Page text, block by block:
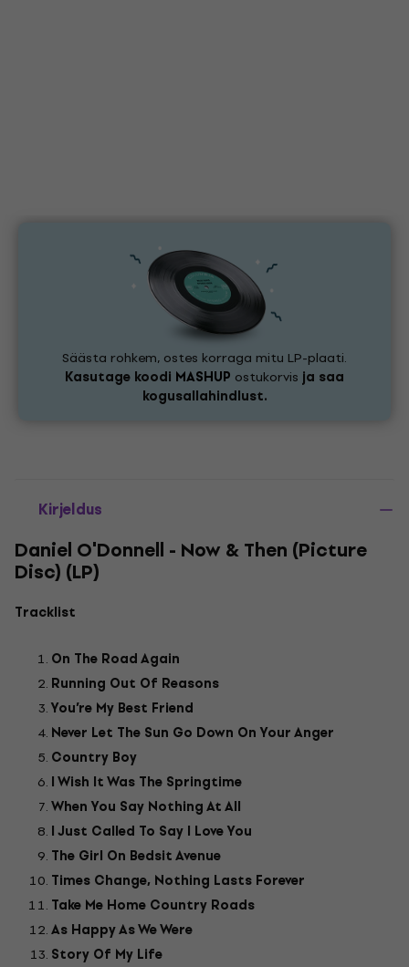
Säästa rohkem, ostes korraga mitu LP-plaati.
Kasutage koodi MASHUP ostukorvis ja saa
kogusallahindlust.
Kirjeldus
Daniel O'Donnell - Now & Then (Picture
Disc) (LP)
Tracklist
On The Road Again
Running Out Of Reasons
You’re My Best Friend
Never Let The Sun Go Down On Your Anger
Country Boy
I Wish It Was The Springtime
When You Say Nothing At All
I Just Called To Say I Love You
The Girl On Bedsit Avenue
Times Change, Nothing Lasts Forever
Take Me Home Country Roads
As Happy As We Were
Story Of My Life